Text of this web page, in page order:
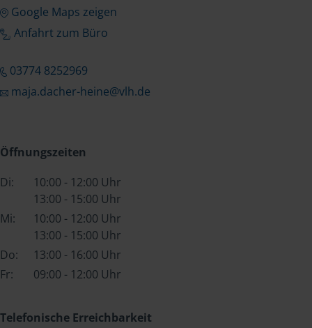
Google Maps zeigen
Anfahrt zum Büro
03774 8252969
maja.dacher-heine@vlh.de
Öffnungszeiten
Di:
10:00 - 12:00 Uhr
13:00 - 15:00 Uhr
Mi:
10:00 - 12:00 Uhr
13:00 - 15:00 Uhr
Do:
13:00 - 16:00 Uhr
Fr:
09:00 - 12:00 Uhr
Telefonische Erreichbarkeit